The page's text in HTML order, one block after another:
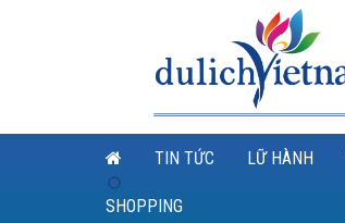
TIN TỨC LỮ HÀNH
SHOPPING